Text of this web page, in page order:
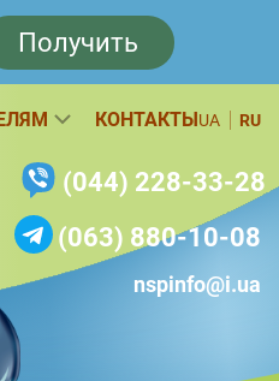
КОНТАКТЫUA RU
(044) 228-33-28
(063) 880-10-08
nspinfo@i.ua
Получить